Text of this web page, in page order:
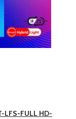
LFS-FULL HD-